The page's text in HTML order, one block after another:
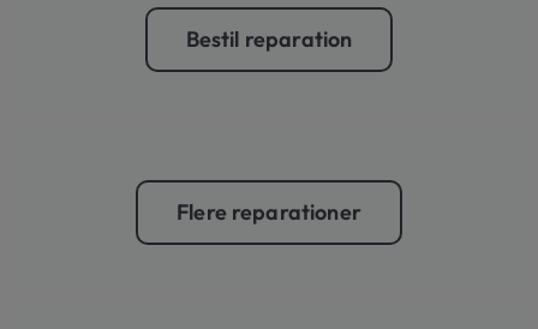
Bestil reparation
Flere reparationer